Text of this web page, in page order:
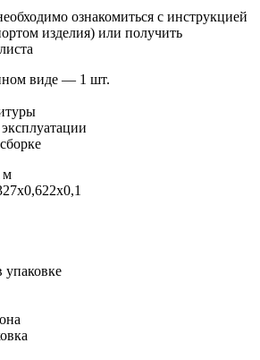
ознакомиться с инструкцией
изделия) или получить
виде — 1 шт.
м
упаковке